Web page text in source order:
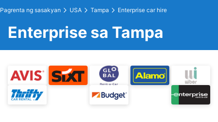
Pagrenta ng sasakyan USA Tampa Enterprise car hire
Enterprise sa Tampa